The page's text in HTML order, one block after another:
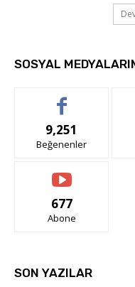
SOSYAL
9,251
Beğenenler
677
Abone
SON YAZILAR